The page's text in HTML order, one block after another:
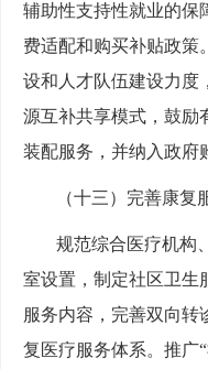
辅助性支持性就业的保
费适配和购买补贴政策
设和人才队伍建设力度
源互补共享模式，鼓励
装配服务，并纳入政府
（十三）完善康复
规范综合医疗机构
室设置，制定社区卫生
服务内容，完善双向转
复医疗服务体系。推广